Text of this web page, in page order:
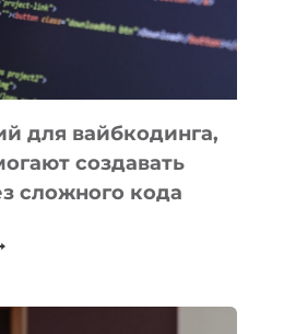
для вайбкодинга,
создавать
сложного кода